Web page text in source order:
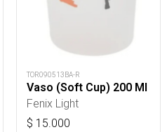
TOR090513BA-R
Vaso (Soft Cup) 200 Ml
Fenix Light
$ 15.000